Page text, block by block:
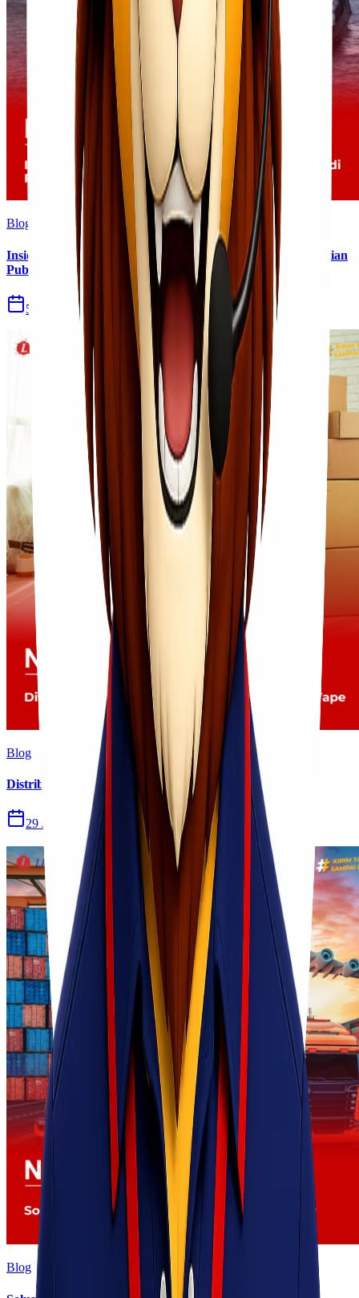
Blog
Insiden Kebakaran KM Mutiara Sentosa II Menjadi Perhatian
Publik
5 Agu 2026
Blog
Distribusi Pengiriman Rokok Elektronik atau Vape
29 Jul 2026
Blog